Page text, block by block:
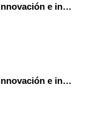
13. PARTE 2_Vincular innovación e investigación y cierre_Ainara Ainara Zubillaga del Río_Marta Ferrero González_Jorge Úbeda Gómez - CONGRESO INNOVACIÓN, FORMACIÓN Y ACOMPAÑAMIENTO DESDE LA EVIDENCIA.
13. PARTE 1_Vincular innovación e investigación y cierre_Ainara Ainara Zubillaga del Río_Marta Ferrero González_Jorge Úbeda Gómez - CONGRESO INNOVACIÓN, FORMACIÓN Y ACOMPAÑAMIENTO DESDE LA EVIDENCIA.